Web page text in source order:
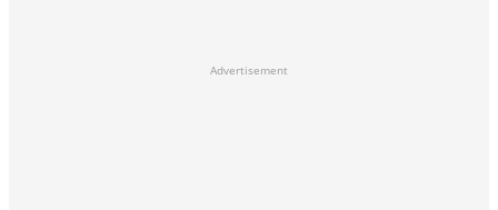
Advertisement